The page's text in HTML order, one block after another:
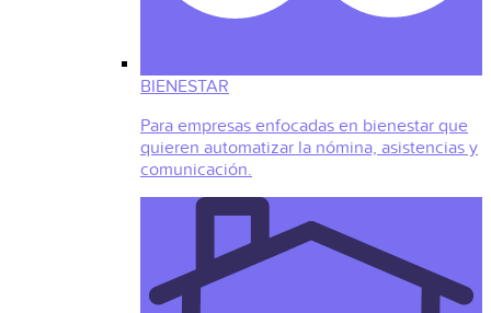
BIENESTAR
Para empresas enfocadas en bienestar que
quieren automatizar la nómina, asistencias y
comunicación.